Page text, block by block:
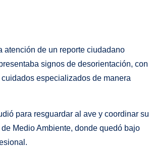
atención de un reporte ciudadano
signos de desorientación, con
especializados de manera
para resguardar al ave y coordinar su
Medio Ambiente, donde quedó bajo